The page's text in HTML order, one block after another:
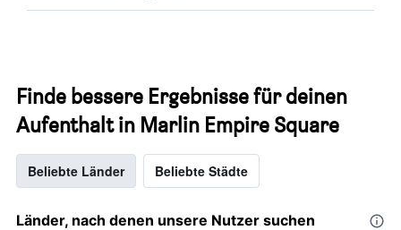
Finde bessere Ergebnisse für deinen
Aufenthalt in Marlin Empire Square
Beliebte Länder Beliebte Städte
Länder, nach denen unsere Nutzer suchen